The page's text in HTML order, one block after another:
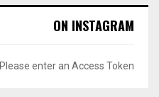
h
ON INSTAGRAM
Please enter an Access Token